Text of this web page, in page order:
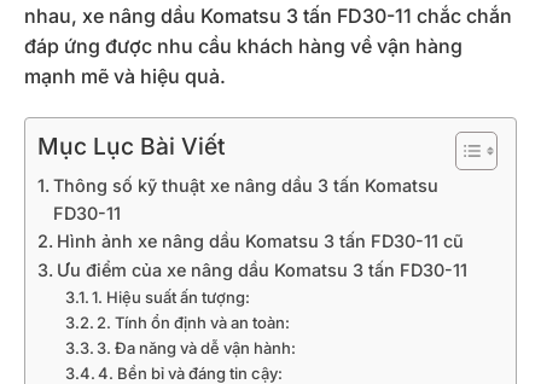
nhau, xe nâng dầu Komatsu 3 tấn FD30-11 chắc chắn
đáp ứng được nhu cầu khách hàng về vận hàng
mạnh mẽ và hiệu quả.
Mục Lục Bài Viết
Thông số kỹ thuật xe nâng dầu 3 tấn Komatsu
FD30-11
Hình ảnh xe nâng dầu Komatsu 3 tấn FD30-11 cũ
Ưu điểm của xe nâng dầu Komatsu 3 tấn FD30-11
1. Hiệu suất ấn tượng:
2. Tính ổn định và an toàn:
3. Đa năng và dễ vận hành:
4. Bền bỉ và đáng tin cậy: